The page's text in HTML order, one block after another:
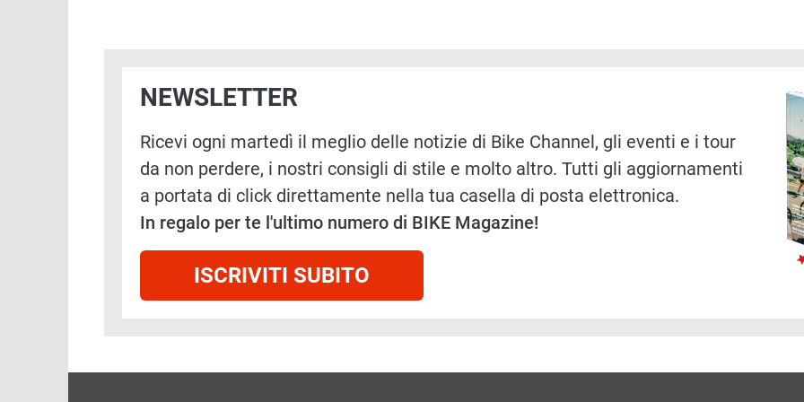
NEWSLETTER
Ricevi ogni martedì il meglio delle notizie di Bike Channel, gli eventi e i tour
da non perdere, i nostri consigli di stile e molto altro. Tutti gli aggiornamenti
a portata di click direttamente nella tua casella di posta elettronica.
In regalo per te l'ultimo numero di BIKE Magazine!
ISCRIVITI SUBITO